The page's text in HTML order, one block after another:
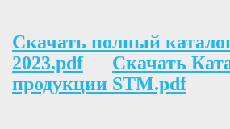
Скачать полный
2023.pdf
Скачать
продукции STM.pdf